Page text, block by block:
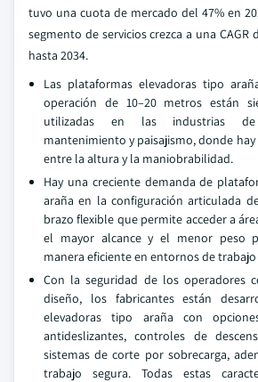
tuvo una cuota de mercado del 47% en
segmento de servicios crezca a una CAGR
hasta 2034.
Las plataformas elevadoras tipo
operación de 10–20 metros están
utilizadas en las industrias
mantenimiento y paisajismo, donde
entre la altura y la maniobrabilidad.
Hay una creciente demanda de
araña en la configuración articulada
brazo flexible que permite acceder a
el mayor alcance y el menor peso
manera eficiente en entornos de
Con la seguridad de los operadores
diseño, los fabricantes están
elevadoras tipo araña con
antideslizantes, controles de
sistemas de corte por sobrecarga,
trabajo segura. Todas estas